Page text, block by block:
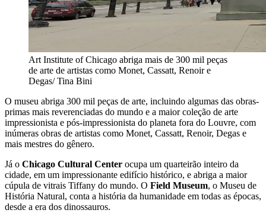
Art Institute of Chicago abriga mais de 300 mil peças
de arte de artistas como Monet, Cassatt, Renoir e
Degas/ Tina Bini
O museu abriga 300 mil peças de arte, incluindo algumas das obras-
primas mais reverenciadas do mundo e a maior coleção de arte
impressionista e pós-impressionista do planeta fora do Louvre, com
inúmeras obras de artistas como Monet, Cassatt, Renoir, Degas e
mais mestres do gênero.
Já o Chicago Cultural Center ocupa um quarteirão inteiro da
cidade, em um impressionante edifício histórico, e abriga a maior
cúpula de vitrais Tiffany do mundo. O Field Museum, o Museu de
História Natural, conta a história da humanidade em todas as épocas,
desde a era dos dinossauros.